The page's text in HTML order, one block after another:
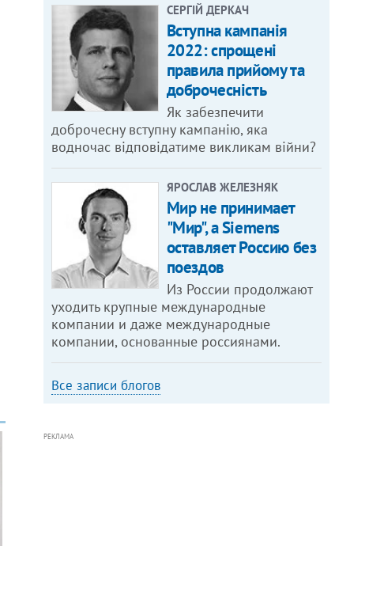
СЕРГІЙ ДЕРКАЧ
Вступна кампанія
2022: спрощені
правила прийому та
доброчесність
Як забезпечити
доброчесну вступну кампанію, яка
водночас відповідатиме викликам війни?
ЯРОСЛАВ ЖЕЛЕЗНЯК
Мир не принимает
"Мир", а Siemens
оставляет Россию без
поездов
Из России продолжают
уходить крупные международные
компании и даже международные
компании, основанные россиянами.
Все записи блогов
РЕКЛАМА